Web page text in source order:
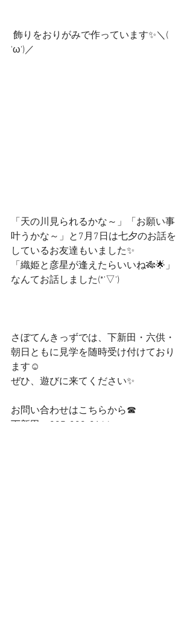
'ω')／
「天の川見られるかな～」「お願い事
叶うかな～」と7月7日は七夕のお話を
しているお友達もいました✨
「織姫と彦星が逢えたらいいね🎋🌟」
なんてお話しました(*'▽')
さぼてんきっずでは、下新田・六供・
朝日ともに見学を随時受け付けており
ます☺
ぜひ、遊びに来てください✨
お問い合わせはこちらから☎
下新田：027-289-2164